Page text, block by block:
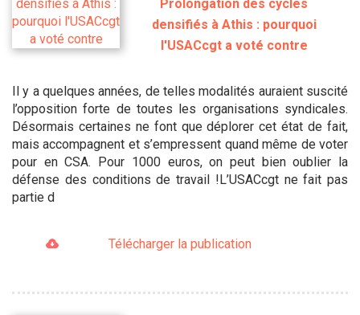
Prolongation des cycles
densifiés à Athis : pourquoi
l'USACcgt a voté contre
Il y a quelques années, de telles modalités auraient suscité
l’opposition forte de toutes les organisations syndicales.
Désormais certaines ne font que déplorer cet état de fait,
mais accompagnent et s’empressent quand même de voter
pour en CSA. Pour 1000 euros, on peut bien oublier la
défense des conditions de travail !L’USACcgt ne fait pas
partie d
Télécharger la publication